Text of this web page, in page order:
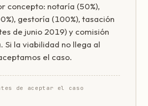
concepto: notaría (50%),
gestoría (100%), tasación
de junio 2019) y comisión
Si la viabilidad no llega al
el caso.
de aceptar el caso